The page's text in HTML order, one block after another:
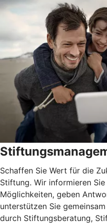
Schaffen Sie Wert für die
Stiftung. Wir informieren
Möglichkeiten, geben
unterstützen Sie
durch Stiftungsberatung,